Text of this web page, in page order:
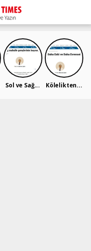
Sol ve Sağ... Kölelikten...